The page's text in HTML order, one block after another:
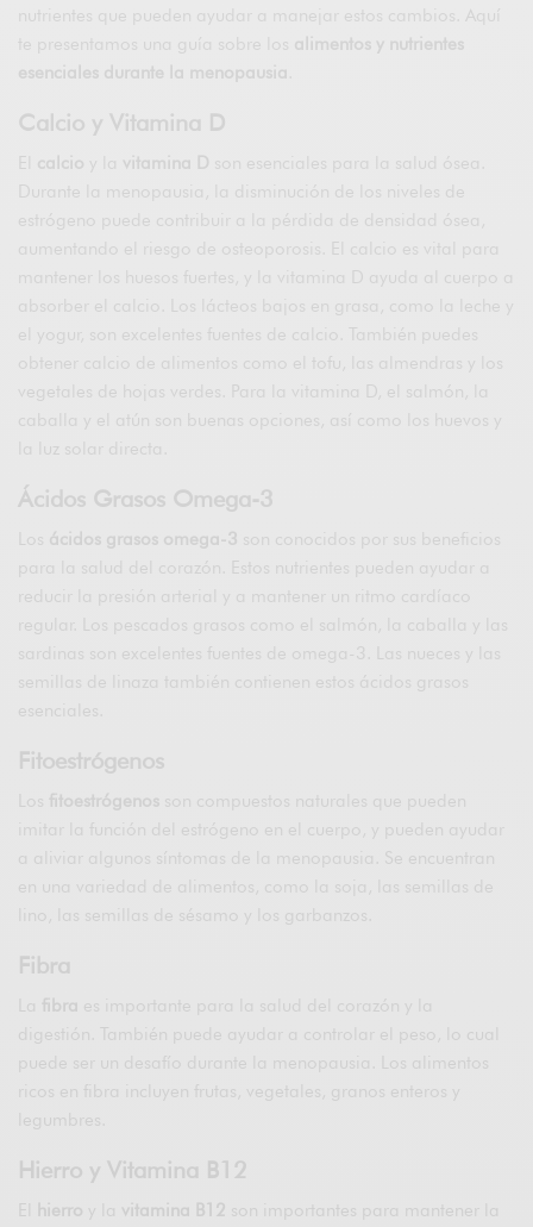
nutrientes que pueden ayudar a manejar estos cambios. Aquí
te presentamos una guía sobre los alimentos y nutrientes
esenciales durante la menopausia
Calcio y Vitamina D
El calcio vitamina D
son esenciales para la salud ósea.
Durante la menopausia, la disminución de los niveles de
estrógeno puede contribuir a la pérdida de densidad ósea,
aumentando el riesgo de osteoporosis. El calcio es vital para
mantener los huesos fuertes, y la vitamina D ayuda al cuerpo a
absorber el calcio. Los lácteos bajos en grasa, como la leche y
el yogur, son excelentes fuentes de calcio. También puedes
obtener calcio de alimentos como el tofu, las almendras y los
vegetales de hojas verdes. Para la vitamina D, el salmón, la
caballa y el atún son buenas opciones, así como los huevos y
la luz solar directa.
Ácidos Grasos Omega-3
Los ácidos grasos omega-3
son conocidos por sus beneficios
para la salud del corazón. Estos nutrientes pueden ayudar a
reducir la presión arterial y a mantener un ritmo cardíaco
regular. Los pescados grasos como el salmón, la caballa y las
sardinas son excelentes fuentes de omega-3. Las nueces y las
semillas de linaza también contienen estos ácidos grasos
esenciales.
Fitoestrógenos
Los fitoestrógenos son compuestos naturales que pueden
imitar la función del estrógeno en el cuerpo, y pueden ayudar
a aliviar algunos síntomas de la menopausia. Se encuentran
en una variedad de alimentos, como la soja, las semillas de
lino, las semillas de sésamo y los garbanzos.
Fibra
La fibra es importante para la salud del corazón y la
digestión. También puede ayudar a controlar el peso, lo cual
puede ser un desafío durante la menopausia. Los alimentos
ricos en fibra incluyen frutas, vegetales, granos enteros y
legumbres.
Hierro y Vitamina B12
El hierro y la vitamina B12
son importantes para mantener la